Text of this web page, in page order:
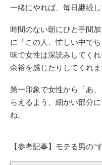
一緒にやれば、毎日継続し
時間のない朝にひと手間
に「この人、忙しい中で
味で女性は深読みしてく
余裕を感じたりしてくれま
第一印象で女性から「あ
らえるよう、細かい部分
ね。
【参考記事】モテる男の